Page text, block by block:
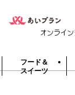
フード＆
スイーツ
フード＆